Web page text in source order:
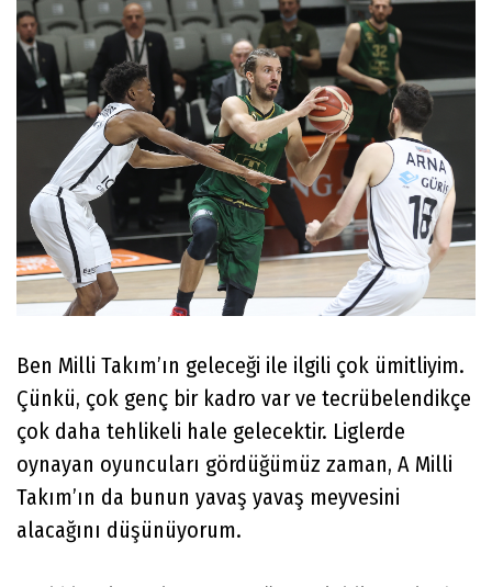
Ben Milli Takım’ın geleceği ile ilgili çok ümitliyim.
Çünkü, çok genç bir kadro var ve tecrübelendikçe
çok daha tehlikeli hale gelecektir. Liglerde
oynayan oyuncuları gördüğümüz zaman, A Milli
Takım’ın da bunun yavaş yavaş meyvesini
alacağını düşünüyorum.